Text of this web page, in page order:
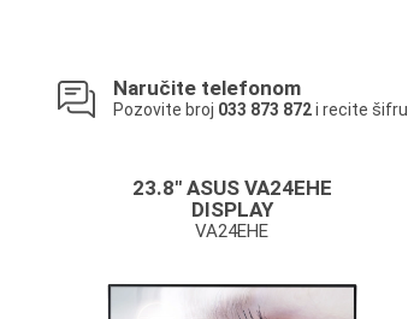
Naručite telefonom
Pozovite broj 033 873 872i recite šifru
23.8" ASUS VA24EHE
DISPLAY
VA24EHE